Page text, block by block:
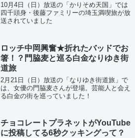
10月4日（日）放送の「かりそめ天国」では
四千頭身・後藤ファミリーの埼玉満喫旅が放
送されていました
ロッチ中岡興奮★折れたバッドでお
箸！？門脇麦と巡る白金なりゆき街
道旅
2月21日（日）放送の「なりゆき街道旅」で
は、女優の門脇麦さんが登場。芸能人と会え
る白金の街を巡っていました！
チョコレートプラネットがYouTube
に投稿してる6秒クッキングって？